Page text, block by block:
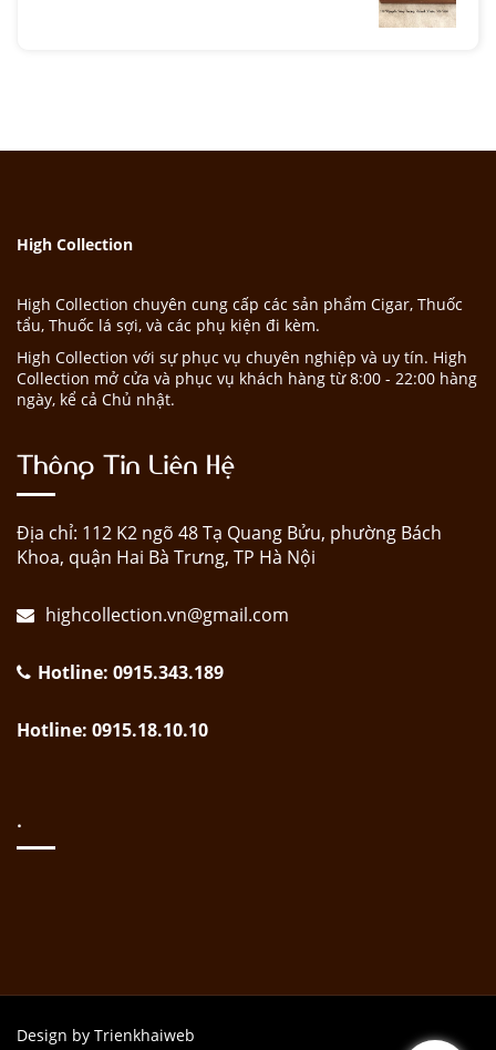
High Collection
High Collection chuyên cung cấp các sản phẩm Cigar, Thuốc
tẩu, Thuốc lá sợi, và các phụ kiện đi kèm.
High Collection với sự phục vụ chuyên nghiệp và uy tín. High
Collection mở cửa và phục vụ khách hàng từ 8:00 - 22:00 hàng
ngày, kể cả Chủ nhật.
Thông Tin Liên Hệ
Địa chỉ: 112 K2 ngõ 48 Tạ Quang Bửu, phường Bách
Khoa, quận Hai Bà Trưng, TP Hà Nội
highcollection.vn@gmail.com
Hotline: 0915.343.189
Hotline: 0915.18.10.10
.
Design by Trienkhaiweb